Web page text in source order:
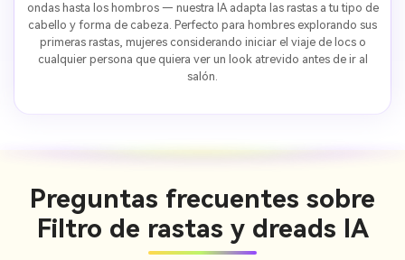
ondas hasta los hombros — nuestra IA adapta las rastas a tu tipo de
cabello y forma de cabeza. Perfecto para hombres explorando sus
primeras rastas, mujeres considerando iniciar el viaje de locs o
cualquier persona que quiera ver un look atrevido antes de ir al
salón.
Preguntas frecuentes sobre
Filtro de rastas y dreads IA